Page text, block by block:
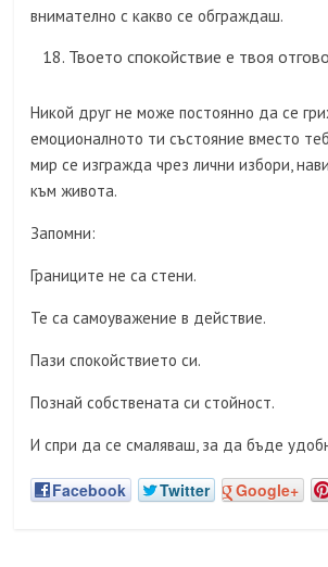
внимателно с какво се обграждаш.
Твоето спокойствие е твоя
Никой друг не може постоянно да се
емоционалното ти състояние вместо
мир се изгражда чрез лични избори,
към живота.
Запомни:
Границите не са стени.
Те са самоуважение в действие.
Пази спокойствието си.
Познай собствената си стойност.
И спри да се смаляваш, за да бъде
Facebook Twitter Google+